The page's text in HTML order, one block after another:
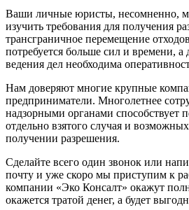
Ваши личные юристы, несомненно,
изучить требования для получения
трансграничное перемещение
потребуется больше сил и времени, а
ведения дел необходима
Нам доверяют многие крупные
предприниматели. Многолетнее
надзорными органами способствует
отдельно взятого случая и
получении разрешения.
Сделайте всего один звонок или
почту и уже скоро мы приступим к
компании «Эко Консалт» окажут
окажется тратой денег, а будет